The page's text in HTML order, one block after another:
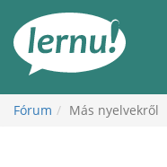
Fórum Más nyelvekről